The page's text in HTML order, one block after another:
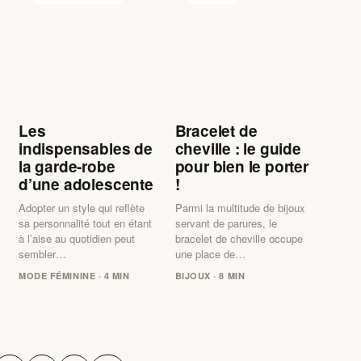
Les
indispensables de
la garde-robe
d’une adolescente
Adopter un style qui reflète
sa personnalité tout en étant
à l’aise au quotidien peut
sembler…
MODE FÉMININE · 4 MIN
Bracelet de
cheville : le guide
pour bien le porter
!
Parmi la multitude de bijoux
servant de parures, le
bracelet de cheville occupe
une place de…
BIJOUX · 8 MIN